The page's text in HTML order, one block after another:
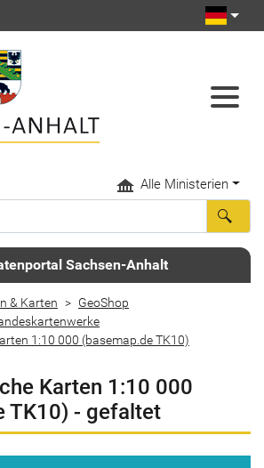
Alle Ministerien
Sachsen-Anhalt
& Karten
GeoShop
1:10 000 (basemap.de TK10)
Karten 1:10 000
TK10) - gefaltet